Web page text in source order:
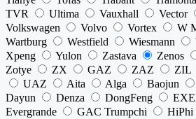
TVR
Ultima Vauxhall Vector
Volkswagen
Volvo Vortex W
Wartburg
Westfield Wiesmann
Xpeng
Yulon Zastava Zenos
Zotye
ZX GAZ ZAZ ZIL
UAZ
Aita Alga Baojun
Dayun
Denza DongFeng
Evergrande
GAC Trumpchi HiPhi